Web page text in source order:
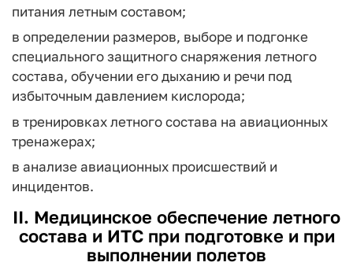
питания летным составом;
в определении размеров, выборе и подгонке
специального защитного снаряжения летного
состава, обучении его дыханию и речи под
избыточным давлением кислорода;
в тренировках летного состава на авиационных
тренажерах;
в анализе авиационных происшествий и
инцидентов.
II. Медицинское обеспечение летного
состава и ИТС при подготовке и при
выполнении полетов